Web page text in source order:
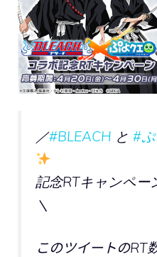
／#BLEACH と #
記念RTキャンペー
＼
このツイートのRT